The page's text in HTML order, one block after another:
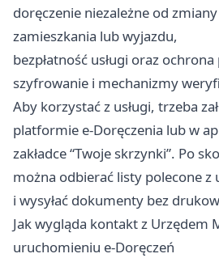
doręczenie niezależne od
zamieszkania lub wyjazdu,
bezpłatność usługi oraz
szyfrowanie i mechanizmy
Aby korzystać z usługi, trzeba
platformie e-Doręczenia lub w
zakładce “Twoje skrzynki”. Po
można odbierać listy polecone
i wysyłać dokumenty bez
Jak wygląda kontakt z Urzędem
uruchomieniu e-Doręczeń